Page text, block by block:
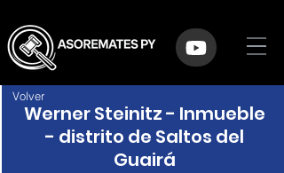
Werner Steinitz - Inmueble
- distrito de Saltos del
Guairá
Volver